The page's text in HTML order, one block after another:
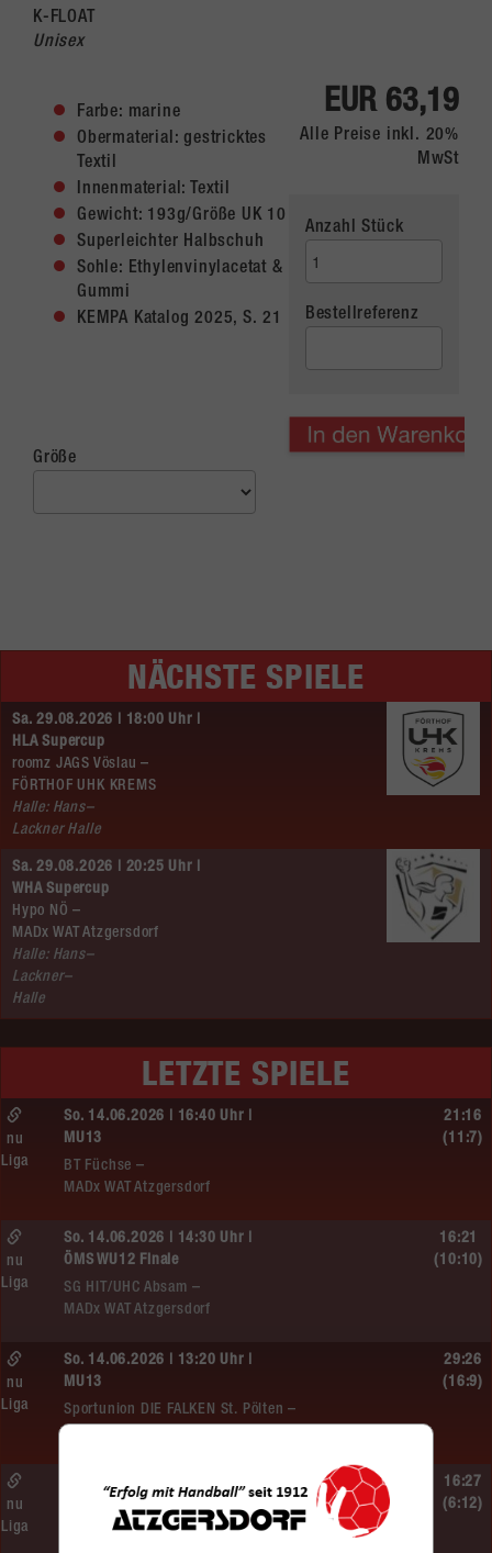
K-FLOAT
Unisex
Farbe: marine
Obermaterial: gestricktes
Textil
Innenmaterial: Textil
Gewicht: 193g/Größe UK 10
Superleichter Halbschuh
Sohle: Ethylenvinylacetat &
Gummi
KEMPA Katalog 2025, S. 21
Größe
EUR 63,19
Alle Preise inkl. 20%
MwSt
Anzahl Stück
Bestellreferenz
NÄCHSTE SPIELE
Sa. 29.08.2026 | 18:00 Uhr |
HLA Supercup
roomz JAGS Vöslau –
FÖRTHOF UHK KREMS
Halle: Hans–
Lackner Halle
Sa. 29.08.2026 | 20:25 Uhr |
WHA Supercup
Hypo NÖ –
MADx WAT Atzgersdorf
Halle: Hans–
Lackner–
Halle
LETZTE SPIELE
So. 14.06.2026 | 16:40 Uhr |
MU13
BT Füchse –
MADx WAT Atzgersdorf
nu
Liga
21:16
(11:7)
So. 14.06.2026 | 14:30 Uhr |
ÖMS WU12 Finale
SG HIT/UHC Absam –
MADx WAT Atzgersdorf
nu
Liga
16:21
(10:10)
So. 14.06.2026 | 13:20 Uhr |
MU13
Sportunion DIE FALKEN St. Pölten –
nu
Liga
29:26
(16:9)
So. 14.06.2026 | 11:20 Uhr |
MADx WAT Atzgersdorf –
nu
Liga
16:27
(6:12)